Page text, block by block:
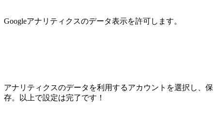
Googleアナリティクスのデータ表示を許可します。
アナリティクスのデータを利用するアカウントを選択し、保
存。以上で設定は完了です！